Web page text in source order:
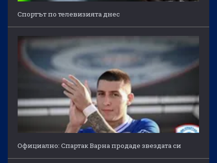
Спортът по телевизията днес
Официално: Спартак Варна продаде звездата си